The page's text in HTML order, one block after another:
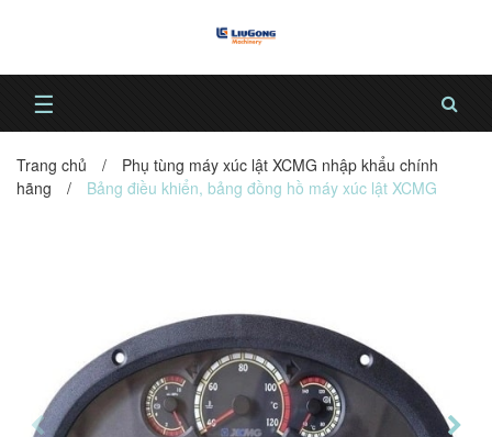
☰
Trang chủ /
Phụ tùng máy xúc lật XCMG nhập khẩu chính
hãng
/ Bảng điều khiển, bảng đồng hồ máy xúc lật XCMG